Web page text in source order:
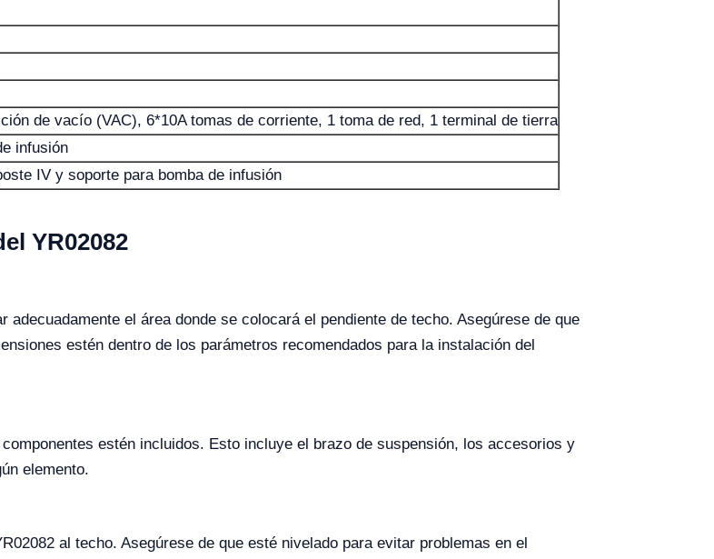
de vacío (VAC), 6*10A tomas de corriente, 1 toma de red, 1 terminal de tierra
infusión
IV y soporte para bomba de infusión
YR02082
el área donde se colocará el pendiente de techo. Asegúrese de que
estén dentro de los parámetros recomendados para la instalación del
estén incluidos. Esto incluye el brazo de suspensión, los accesorios y
elemento.
al techo. Asegúrese de que esté nivelado para evitar problemas en el